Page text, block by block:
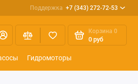
Поддержка +7 (343) 272-72-53
Корзина 0
0 руб
Гидромоторы